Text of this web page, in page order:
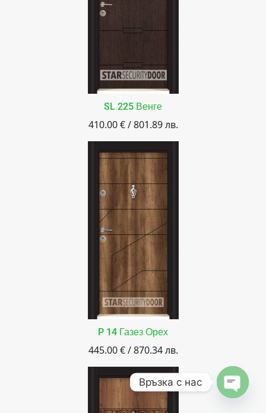
SL 225 Венге
410.00 € / 801.89 лв.
P 14 Газез Орех
445.00 € / 870.34 лв.
Връзка с нас